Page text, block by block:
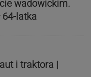
wadowickim.
64-latka
i traktora |